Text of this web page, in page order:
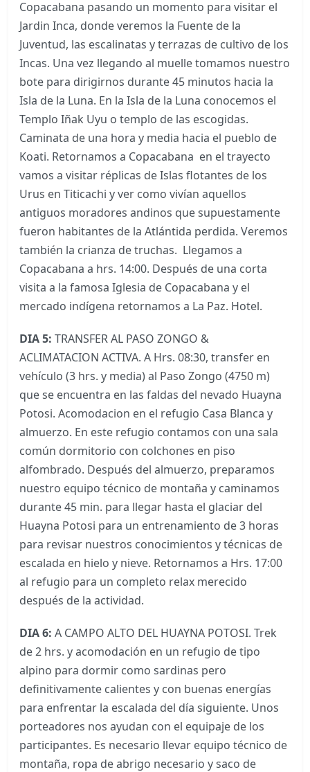
Copacabana pasando un momento para visitar el
Jardin Inca, donde veremos la Fuente de la
Juventud, las escalinatas y terrazas de cultivo de los
Incas. Una vez llegando al muelle tomamos nuestro
bote para dirigirnos durante 45 minutos hacia la
Isla de la Luna. En la Isla de la Luna conocemos el
Templo Iñak Uyu o templo de las escogidas.
Caminata de una hora y media hacia el pueblo de
Koati. Retornamos a Copacabana en el trayecto
vamos a visitar réplicas de Islas flotantes de los
Urus en Titicachi y ver como vivían aquellos
antiguos moradores andinos que supuestamente
fueron habitantes de la Atlántida perdida. Veremos
también la crianza de truchas. Llegamos a
Copacabana a hrs. 14:00. Después de una corta
visita a la famosa Iglesia de Copacabana y el
mercado indígena retornamos a La Paz. Hotel.
DIA 5: TRANSFER AL PASO ZONGO &
ACLIMATACION ACTIVA. A Hrs. 08:30, transfer en
vehículo (3 hrs. y media) al Paso Zongo (4750 m)
que se encuentra en las faldas del nevado Huayna
Potosi. Acomodacion en el refugio Casa Blanca y
almuerzo. En este refugio contamos con una sala
común dormitorio con colchones en piso
alfombrado. Después del almuerzo, preparamos
nuestro equipo técnico de montaña y caminamos
durante 45 min. para llegar hasta el glaciar del
Huayna Potosi para un entrenamiento de 3 horas
para revisar nuestros conocimientos y técnicas de
escalada en hielo y nieve. Retornamos a Hrs. 17:00
al refugio para un completo relax merecido
después de la actividad.
DIA 6: A CAMPO ALTO DEL HUAYNA POTOSI. Trek
de 2 hrs. y acomodación en un refugio de tipo
alpino para dormir como sardinas pero
definitivamente calientes y con buenas energías
para enfrentar la escalada del día siguiente. Unos
porteadores nos ayudan con el equipaje de los
participantes. Es necesario llevar equipo técnico de
montaña, ropa de abrigo necesario y saco de